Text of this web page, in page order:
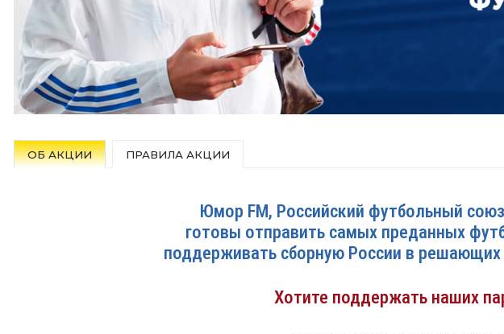
ОБ АКЦИИ ПРАВИЛА АКЦИИ
Юмор FM, Российский футбольный
готовы отправить самых преданных
поддерживать сборную России в решающих
Хотите поддержать наших